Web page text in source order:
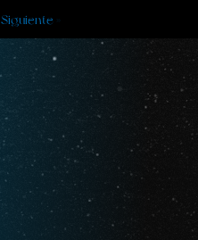
Siguiente »